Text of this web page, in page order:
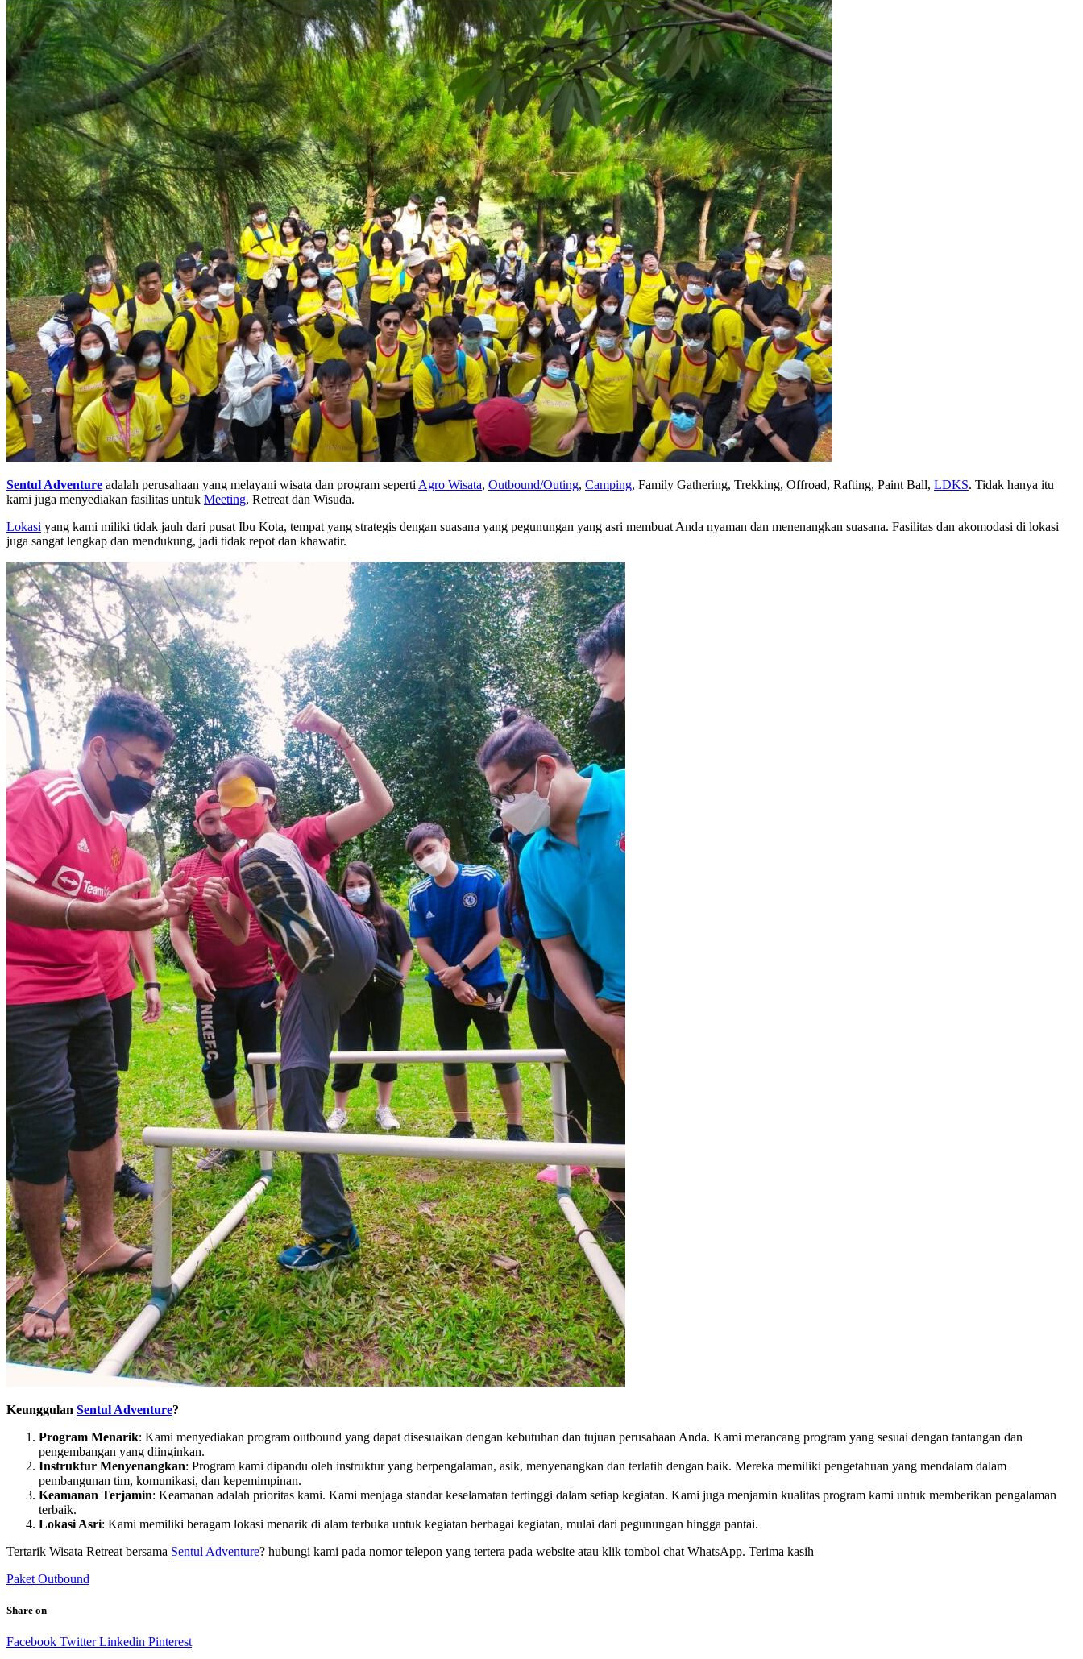
Sentul Adventure adalah perusahaan yang melayani wisata dan program seperti Agro Wisata, Outbound/Outing, Camping, Family Gathering, Trekking, Offroad, Rafting, Paint Ball, LDKS. Tidak hanya itu
kami juga menyediakan fasilitas untuk Meeting, Retreat dan Wisuda.
Lokasi yang kami miliki tidak jauh dari pusat Ibu Kota, tempat yang strategis dengan suasana yang pegunungan yang asri membuat Anda nyaman dan menenangkan suasana. Fasilitas dan akomodasi di lokasi
juga sangat lengkap dan mendukung, jadi tidak repot dan khawatir.
Keunggulan Sentul Adventure?
Program Menarik: Kami menyediakan program outbound yang dapat disesuaikan dengan kebutuhan dan tujuan perusahaan Anda. Kami merancang program yang sesuai dengan tantangan dan
pengembangan yang diinginkan.
Instruktur Menyenangkan: Program kami dipandu oleh instruktur yang berpengalaman, asik, menyenangkan dan terlatih dengan baik. Mereka memiliki pengetahuan yang mendalam dalam
pembangunan tim, komunikasi, dan kepemimpinan.
Keamanan Terjamin: Keamanan adalah prioritas kami. Kami menjaga standar keselamatan tertinggi dalam setiap kegiatan. Kami juga menjamin kualitas program kami untuk memberikan pengalaman
terbaik.
Lokasi Asri: Kami memiliki beragam lokasi menarik di alam terbuka untuk kegiatan berbagai kegiatan, mulai dari pegunungan hingga pantai.
Tertarik Wisata Retreat bersama Sentul Adventure? hubungi kami pada nomor telepon yang tertera pada website atau klik tombol chat WhatsApp. Terima kasih
Paket Outbound
Share on
Facebook TwitterLinkedin Pinterest